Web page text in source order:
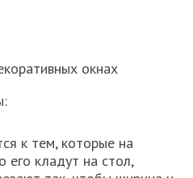
окнах
к тем, которые на
его кладут на стол,